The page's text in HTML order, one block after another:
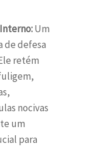
Um
de defesa
retém
nocivas
um
para